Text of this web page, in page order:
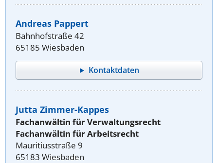
Andreas Pappert
Bahnhofstraße 42
65185 Wiesbaden
Kontaktdaten
Jutta Zimmer-Kappes
Fachanwältin für Verwaltungsrecht
Fachanwältin für Arbeitsrecht
Mauritiusstraße 9
65183 Wiesbaden